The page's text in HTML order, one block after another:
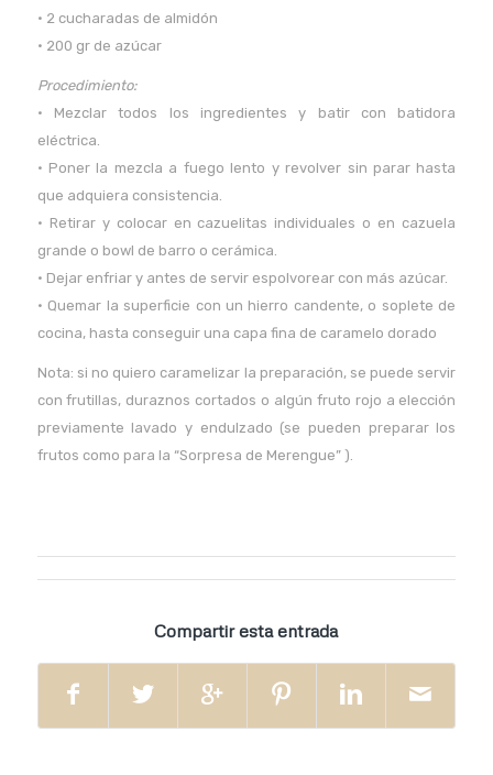
• 2 cucharadas de almidón
• 200 gr de azúcar
Procedimiento:
• Mezclar todos los ingredientes y batir con batidora
eléctrica.
• Poner la mezcla a fuego lento y revolver sin parar hasta
que adquiera consistencia.
• Retirar y colocar en cazuelitas individuales o en cazuela
grande o bowl de barro o cerámica.
• Dejar enfriar y antes de servir espolvorear con más azúcar.
• Quemar la superficie con un hierro candente, o soplete de
cocina, hasta conseguir una capa fina de caramelo dorado
Nota: si no quiero caramelizar la preparación, se puede servir
con frutillas, duraznos cortados o algún fruto rojo a elección
previamente lavado y endulzado (se pueden preparar los
frutos como para la “Sorpresa de Merengue” ).
Compartir esta entrada